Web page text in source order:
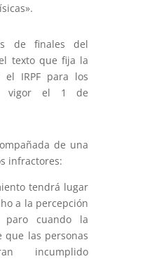
de finales del
texto que fija la
el IRPF para los
vigor el 1 de
de una
infractores:
tendrá lugar
a la percepción
cuando la
que las personas
incumplido